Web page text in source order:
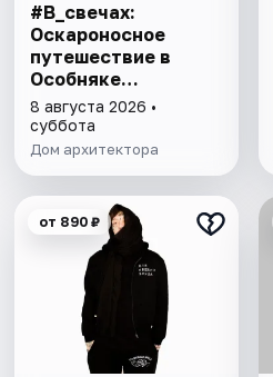
#В_свечах:
Оскароносное
путешествие в
Особняке
Половцова
8 августа 2026 •
суббота
Дом архитектора
от 890 ₽